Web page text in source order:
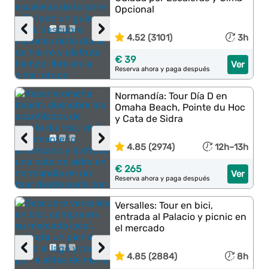
›
‹
Opcional
4.52 (3101) 3h
Ver
€ 39
Reserva ahora y paga después
›
‹
Normandía: Tour Día D en
Omaha Beach, Pointe du Hoc
y Cata de Sidra
4.85 (2974) 12h–13h
Ver
€ 265
Reserva ahora y paga después
›
‹
Versalles: Tour en bici,
entrada al Palacio y picnic en
el mercado
4.85 (2884) 8h